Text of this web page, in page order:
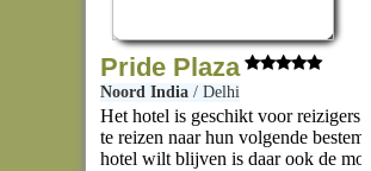
Pride Plaza
Noord India/ Delhi
Het hotel is geschikt voor reizigers
te reizen naar hun volgende
hotel wilt blijven is daar ook de